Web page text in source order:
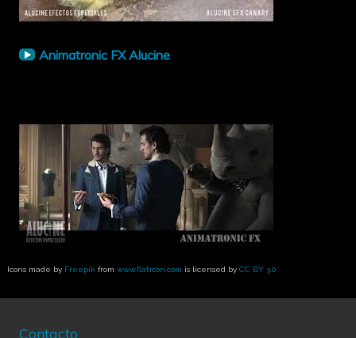
Animatronic FX Alucine
Icons made by Freepik from www.flaticon.com is licensed by CC BY 3.0
Contacto